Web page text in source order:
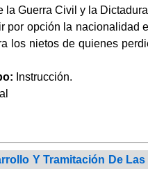
Guerra Civil y la
opción la nacionalidad
los nietos de quienes
Instrucción.
Y Tramitación De